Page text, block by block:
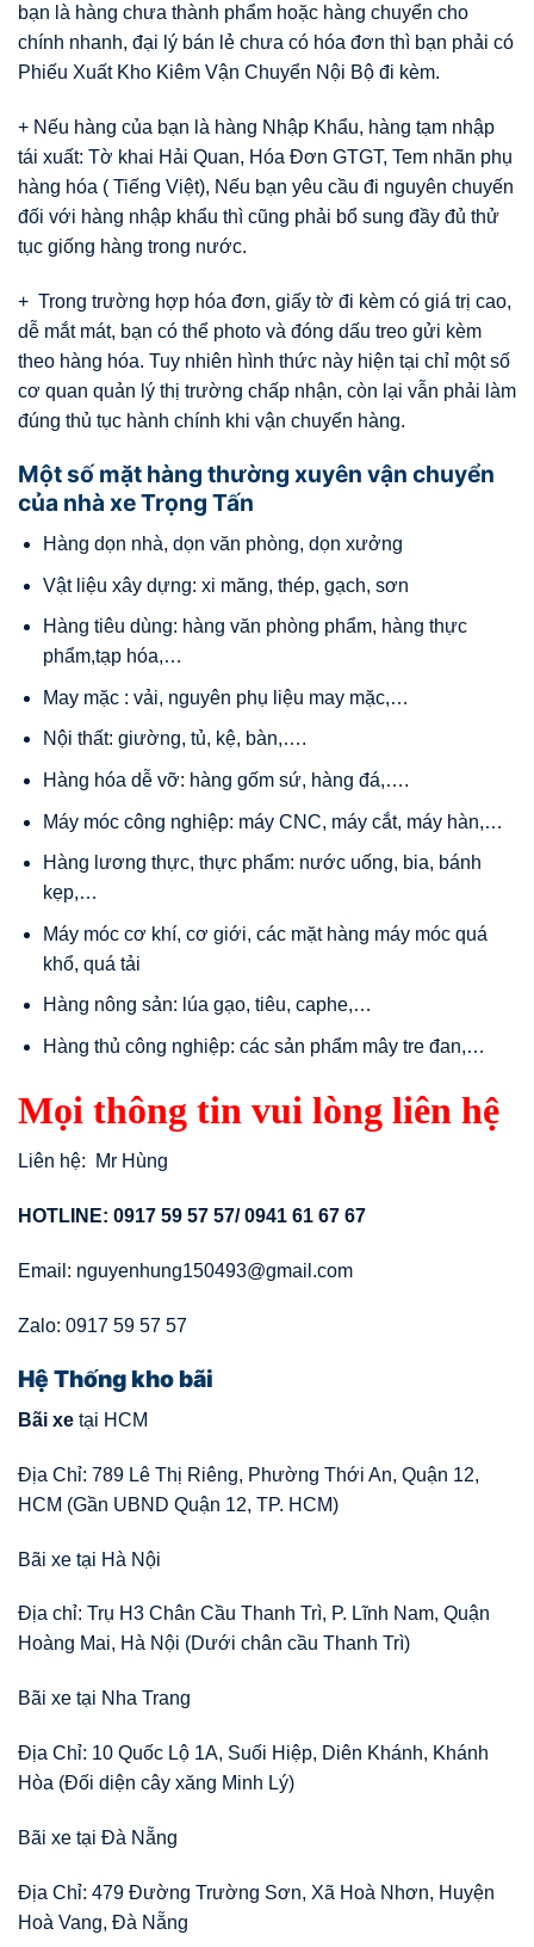
bạn là hàng chưa thành phẩm hoặc hàng chuyển cho
chính nhanh, đại lý bán lẻ chưa có hóa đơn thì bạn phải có
Phiếu Xuất Kho Kiêm Vận Chuyển Nội Bộ đi kèm.
+ Nếu hàng của bạn là hàng Nhập Khẩu, hàng tạm nhập
tái xuất: Tờ khai Hải Quan, Hóa Đơn GTGT, Tem nhãn phụ
hàng hóa ( Tiếng Việt), Nếu bạn yêu cầu đi nguyên chuyến
đối với hàng nhập khẩu thì cũng phải bổ sung đầy đủ thử
tục giống hàng trong nước.
+ Trong trường hợp hóa đơn, giấy tờ đi kèm có giá trị cao,
dễ mắt mát, bạn có thể photo và đóng dấu treo gửi kèm
theo hàng hóa. Tuy nhiên hình thức này hiện tại chỉ một số
cơ quan quản lý thị trường chấp nhận, còn lại vẫn phải làm
đúng thủ tục hành chính khi vận chuyển hàng.
Một số mặt hàng thường xuyên vận chuyển
của nhà xe Trọng Tấn
Hàng dọn nhà, dọn văn phòng, dọn xưởng
Vật liệu xây dựng: xi măng, thép, gạch, sơn
Hàng tiêu dùng: hàng văn phòng phẩm, hàng thực
phẩm,tạp hóa,…
May mặc : vải, nguyên phụ liệu may mặc,…
Nội thất: giường, tủ, kệ, bàn,….
Hàng hóa dễ vỡ: hàng gốm sứ, hàng đá,….
Máy móc công nghiệp: máy CNC, máy cắt, máy hàn,…
Hàng lương thực, thực phẩm: nước uống, bia, bánh
kẹp,…
Máy móc cơ khí, cơ giới, các mặt hàng máy móc quá
khổ, quá tải
Hàng nông sản: lúa gạo, tiêu, caphe,…
Hàng thủ công nghiệp: các sản phẩm mây tre đan,…
Mọi thông tin vui lòng liên hệ
Liên hệ: Mr Hùng
HOTLINE: 0917 59 57 57/ 0941 61 67 67
Email: nguyenhung150493@gmail.com
Zalo: 0917 59 57 57
Hệ Thống kho bãi
Bãi xe tại HCM
Địa Chỉ: 789 Lê Thị Riêng, Phường Thới An, Quận 12,
HCM (Gần UBND Quận 12, TP. HCM)
Bãi xe tại Hà Nội
Địa chỉ: Trụ H3 Chân Cầu Thanh Trì, P. Lĩnh Nam, Quận
Hoàng Mai, Hà Nội (Dưới chân cầu Thanh Trì)
Bãi xe tại Nha Trang
Địa Chỉ: 10 Quốc Lộ 1A, Suối Hiệp, Diên Khánh, Khánh
Hòa (Đối diện cây xăng Minh Lý)
Bãi xe tại Đà Nẵng
Địa Chỉ: 479 Đường Trường Sơn, Xã Hoà Nhơn, Huyện
Hoà Vang, Đà Nẵng